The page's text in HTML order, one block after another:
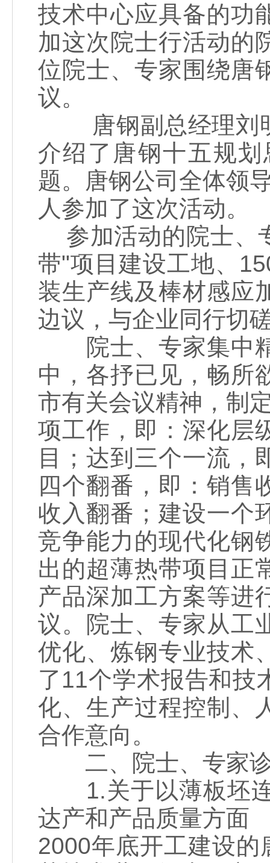
技术中心应具备的功
加这次院士行活动的
位院士、专家围绕唐
议。
唐钢副总经理刘明
介绍了唐钢十五规
题。唐钢公司全体领
人参加了这次活动。
参加活动的院士、
带"项目建设工地、
装生产线及棒材感应
边议，与企业同行切
院士、专家集中精
中，各抒已见，畅所
市有关会议精神，制
项工作，即：深化层
目；达到三个一流，
四个翻番，即：销售
收入翻番；建设一个
竞争能力的现代化钢
出的超薄热带项目正
产品深加工方案等进
议。院士、专家从工
优化、炼钢专业技术
了11个学术报告和技
化、生产过程控制、
合作意向。
二、院士、专家诊
1.关于以薄板坯连
达产和产品质量方面
2000年底开工建设